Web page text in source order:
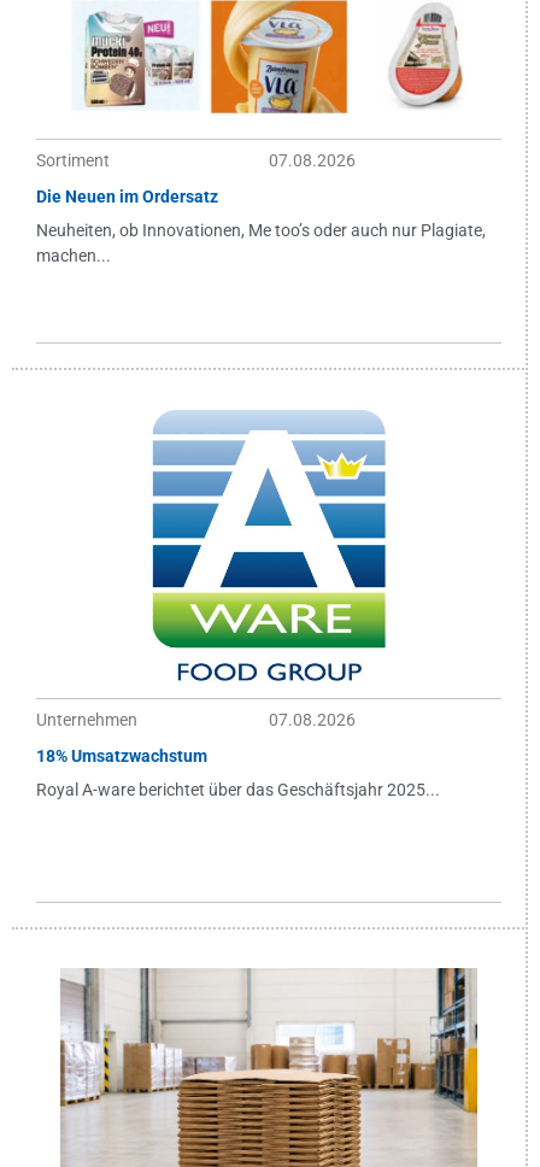
Sortiment
07.08.2026
Die Neuen im Ordersatz
Neuheiten, ob Innovationen, Me too’s oder auch nur Plagiate,
machen...
Unternehmen
07.08.2026
18% Umsatzwachstum
Royal A-ware berichtet über das Geschäftsjahr 2025...